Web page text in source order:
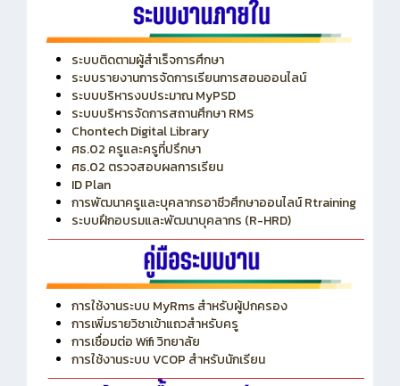
ระบบติดตามผู้สำเร็จการศึกษา
ระบบรายงานการจัดการเรียนการสอนออนไลน์
ระบบบริหารงบประมาณ MyPSD
ระบบบริหารจัดการสถานศึกษา RMS
Chontech Digital Library
ศธ.02 ครูและครูที่ปรึกษา
ศธ.02 ตรวจสอบผลการเรียน
ID Plan
การพัฒนาครูและบุคลากรอาชีวศึกษาออนไลน์ Rtraining
ระบบฝึกอบรมและพัฒนาบุคลากร (R-HRD)
การใช้งานระบบ MyRms สำหรับผู้ปกครอง
การเพิ่มรายวิชาเข้าแถวสำหรับครู
การเชื่อมต่อ Wifi วิทยาลัย
การใช้งานระบบ VCOP สำหรับนักเรียน